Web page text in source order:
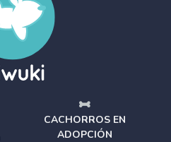
CACHORROS EN
ADOPCIÓN